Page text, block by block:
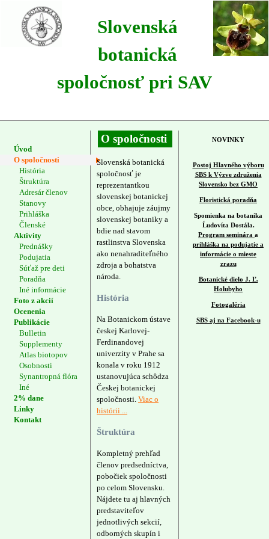
Slovenská
botanická
spoločnosť pri SAV
Úvod
O spoločnosti
História
Štruktúra
Adresár členov
Stanovy
Prihláška
Členské
Aktivity
Prednášky
Podujatia
Súťaž pre deti
Poradňa
Iné informácie
Foto z akcií
Ocenenia
Publikácie
Bulletin
Supplementy
Atlas biotopov
Osobnosti
Synantropná flóra
Iné
2% dane
Linky
Kontakt
NOVINKY
Postoj Hlavného výboru
SBS k Výzve združenia
Slovensko bez GMO
Floristická poradňa
Spomienka na botanika
Ĺudovíta Dostála.
Program seminára a
prihláška na podujatie a
informácie o mieste
zrazu
Botanické dielo J. Ľ.
Holubyho
Fotogaléria
SBS aj na Facebook-u
O spoločnosti
Slovenská botanická
spoločnosť je
reprezentantkou
slovenskej botanickej
obce, obhajuje záujmy
slovenskej botaniky a
bdie nad stavom
rastlinstva Slovenska
ako nenahraditeľného
zdroja a bohatstva
národa.
História
Na Botanickom ústave
českej Karlovej-
Ferdinandovej
univerzity v Prahe sa
konala v roku 1912
ustanovujúca schôdza
Českej botanickej
spoločnosti. Viac o
histórii ...
Štruktúra
Kompletný prehľad
členov predsedníctva,
pobočiek spoločnosti
po celom Slovensku.
Nájdete tu aj hlavných
predstaviteľov
jednotlivých sekcií,
odborných skupín i